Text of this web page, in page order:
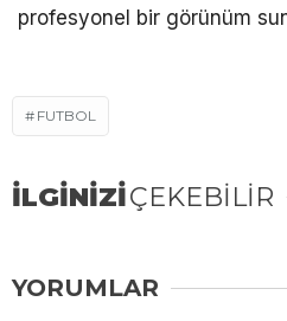
profesyonel bir görünüm
FUTBOL
İLGİNİZİÇEKEBİLİR
YORUMLAR